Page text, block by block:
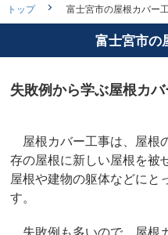
トップ 富士宮市の屋根カバー
富士宮市の
失敗例から学ぶ屋根カ
屋根カバー工事は、屋根
存の屋根に新しい屋根を被
屋根や建物の躯体などにと
す。